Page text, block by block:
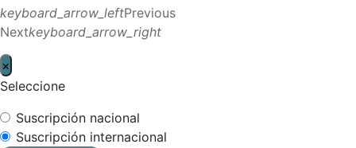
keyboard_arrow_leftPrevious
Nextkeyboard_arrow_right
×
Seleccione
Suscripción nacional
Suscripción internacional